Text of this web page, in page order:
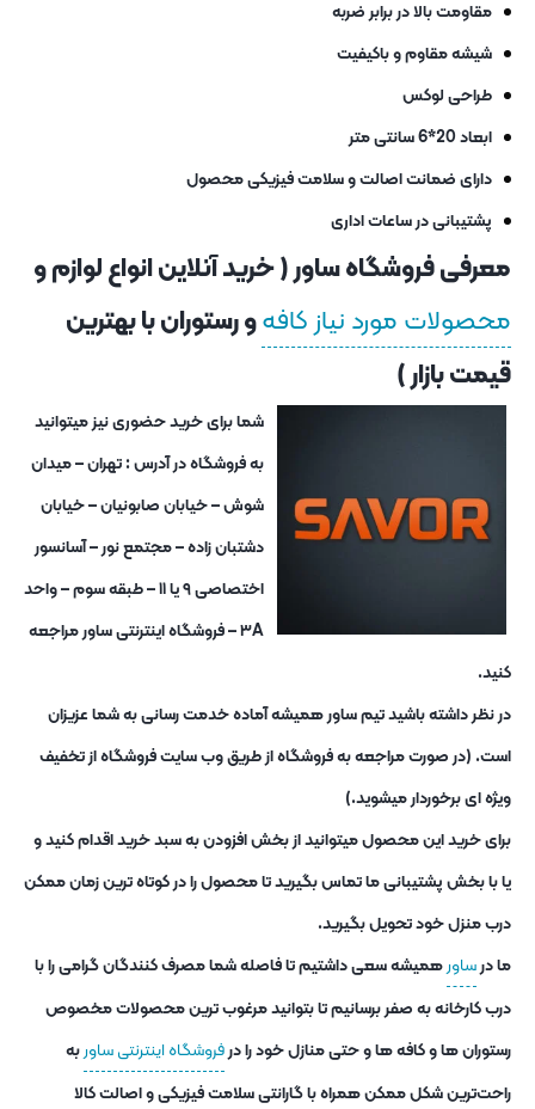
مقاومت بالا در برابر ضربه
شیشه مقاوم و باکیفیت
طراحی لوکس
ابعاد 20*6 سانتی متر
دارای ضمانت اصالت و سلامت فیزیکی محصول
پشتیبانی در ساعات اداری
معرفی فروشگاه ساور ( خرید آنلاین انواع لوازم و
محصولات مورد نیاز کافهو رستوران با بهترین
قیمت بازار )
شما برای خرید حضوری نیز میتوانید
به فروشگاه در آدرس : تهران – میدان
شوش – خیابان صابونیان – خیابان
دشتبان زاده – مجتمع نور – آسانسور
اختصاصی ۹ یا ۱۱ – طبقه سوم – واحد
۳A – فروشگاه اینترنتی ساور مراجعه
کنید.
در نظر داشته باشید تیم ساور همیشه آماده خدمت رسانی به شما عزیزان
است. (در صورت مراجعه به فروشگاه از طریق وب سایت فروشگاه از تخفیف
ویژه ای برخوردار میشوید.)
برای خرید این محصول میتوانید از بخش افزودن به سبد خرید اقدام کنید و
یا با بخش پشتیبانی ما تماس بگیرید تا محصول را در کوتاه ترین زمان ممکن
درب منزل خود تحویل بگیرید.
ما درساورهمیشه سعی داشتیم تا فاصله شما مصرف کنندگان گرامی را با
درب کارخانه به صفر برسانیم تا بتوانید مرغوب ترین محصولات مخصوص
رستوران ها و کافه ها و حتی منازل خود را درفروشگاه اینترنتی ساوربه
راحت‌ترین شکل ممکن همراه با گارانتی سلامت فیزیکی و اصالت کالا